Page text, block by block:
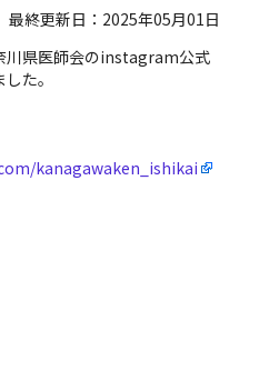
最終更新日：2025年05月01日
川県医師会のinstagram公式
た。
kanagawaken_ishikai